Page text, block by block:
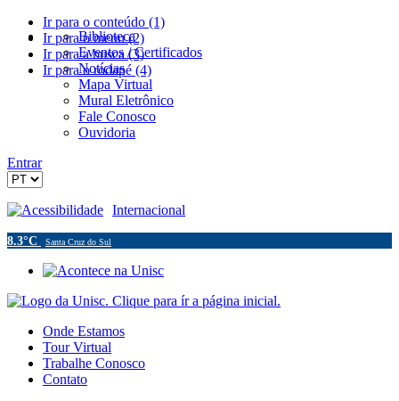
Ir para o conteúdo (1)
Ir para o menu (2)
Ir para a busca (3)
Ir para o rodapé (4)
Biblioteca
Eventos / Certificados
Notícias
Mapa Virtual
Mural Eletrônico
Fale Conosco
Ouvidoria
Entrar
Acessibilidade Internacional
8.3°C Santa Cruz do Sul
Onde Estamos
Tour Virtual
Trabalhe Conosco
Contato